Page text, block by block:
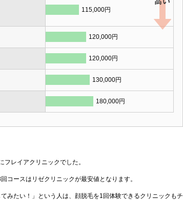
115,000円
120,000円
120,000円
130,000円
180,000円
レイアクリニックでした。
コースはリゼクリニックが最安値となります。
みたい！」という人は、顔脱毛を1回体験できるクリニックもチ